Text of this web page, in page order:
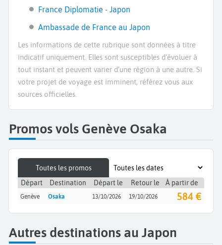
France Diplomatie - Japon
Ambassade de France au Japon
Les informations de cette rubrique sont données à titre
indicatif uniquement. Elles sont susceptibles d’évoluer à
tout instant et peuvent varier d’une région à une autre. Si
votre projet de voyage est imminent, référez vous aux
sources officielles.
Promos vols Genève Osaka
Toutes les promos
Départ
Destination Départ le Retour le À partir de
Genève Osaka 13/10/2026 19/10/2026 584 €
Autres destinations au Japon